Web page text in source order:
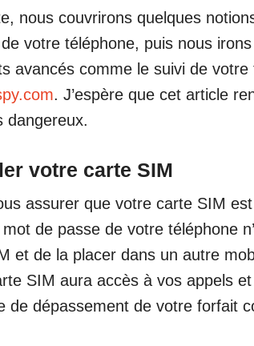
nous couvrirons quelques
votre téléphone, puis nous
avancés comme le suivi de
. J’espère que cet article
dangereux.
votre carte SIM
assurer que votre carte SIM
de passe de votre téléphone
et de la placer dans un autre
SIM aura accès à vos appels
de dépassement de votre forfait